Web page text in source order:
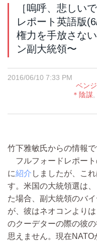
［嗚呼、悲しい
レポート英語版
権力を手放さな
ン副大統領〜
2016/06/10 7:33 PM
ベン
＊陰謀,
竹下雅敏氏からの情報で
フルフォードレポート
に紹介 しましたが、こ
す。米国の大統領選は
た場合、副大統領のバ
が、彼はネオコンより
のクーデターの際の彼
思えません。現在